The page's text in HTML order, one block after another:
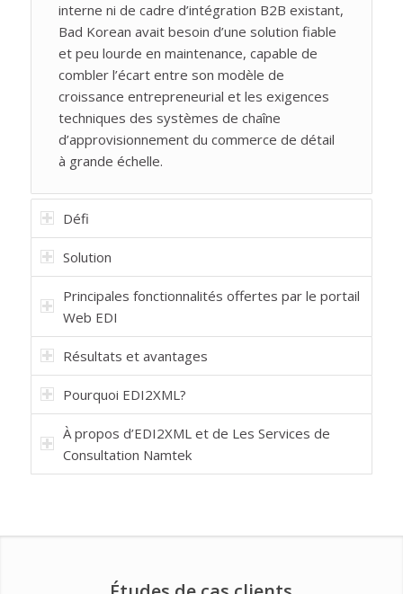
interne ni de cadre d’intégration B2B existant,
Bad Korean avait besoin d’une solution fiable
et peu lourde en maintenance, capable de
combler l’écart entre son modèle de
croissance entrepreneurial et les exigences
techniques des systèmes de chaîne
d’approvisionnement du commerce de détail
à grande échelle.
Défi
Solution
Principales fonctionnalités offertes par le portail
Web EDI
Résultats et avantages
Pourquoi EDI2XML?
À propos d’EDI2XML et de Les Services de
Consultation Namtek